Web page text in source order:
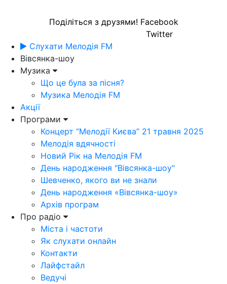
Поділіться з друзями! Facebook
Twitter
Слухати Мелодія FM
Вівсянка-шоу
Музика
Що це була за пісня?
Музика Мелодія FM
Акції
Програми
Концерт “Мелодії Києва” 21 травня 2025
Мелодія вдячності
Новий Рік на Мелодія FM
День народження "Вівсянка-шоу"
Шевченко, якого ви не знали
День народження «Вівсянка-шоу»
Архів програм
Про радіо
Міста і частоти
Як слухати онлайн
Контакти
Лайфстайл
Ведучі